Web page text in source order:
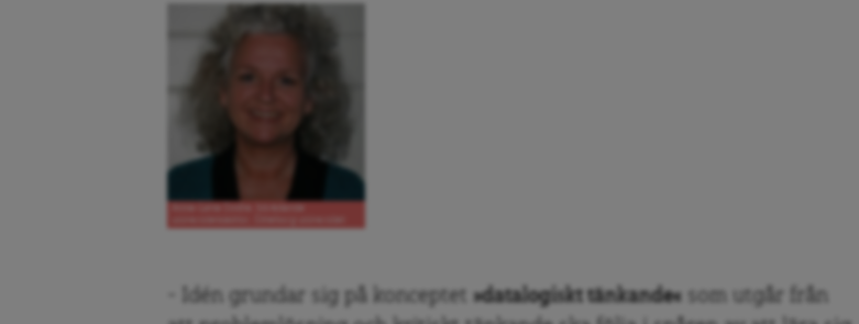
– Idén grundar sig på konceptet »datalogiskt tänkande«